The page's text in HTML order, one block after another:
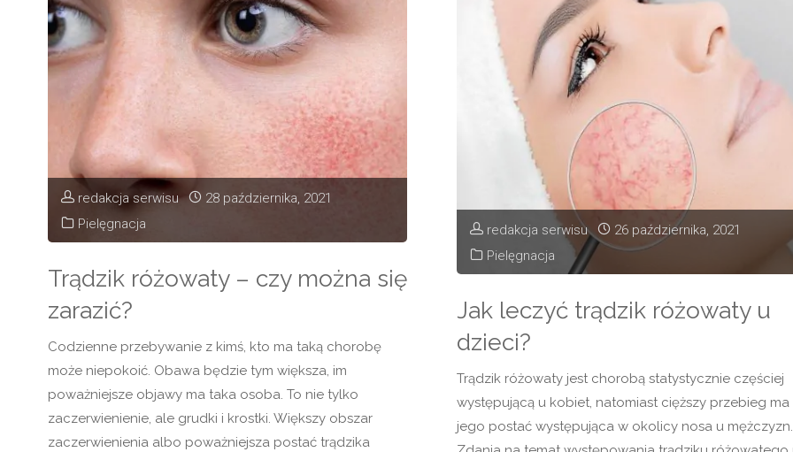
i
kiedy
warto
nie
zdecydować?"
i
–
po
prostu
śpiąc."
redakcja serwisu
28 października, 2021
Pielęgnacja
Trądzik różowaty – czy można się
zarazić?
Codzienne przebywanie z kimś, kto ma taką chorobę
może niepokoić. Obawa będzie tym większa, im
poważniejsze objawy ma taka osoba. To nie tylko
zaczerwienienie, ale grudki i krostki. Większy obszar
zaczerwienienia albo poważniejsza postać trądzika
redakcja serwisu
26 października, 2021
Pielęgnacja
Jak leczyć trądzik różowaty u
dzieci?
Trądzik różowaty jest chorobą statystycznie częściej
występującą u kobiet, natomiast cięższy przebieg ma
jego postać występująca w okolicy nosa u mężczyzn.